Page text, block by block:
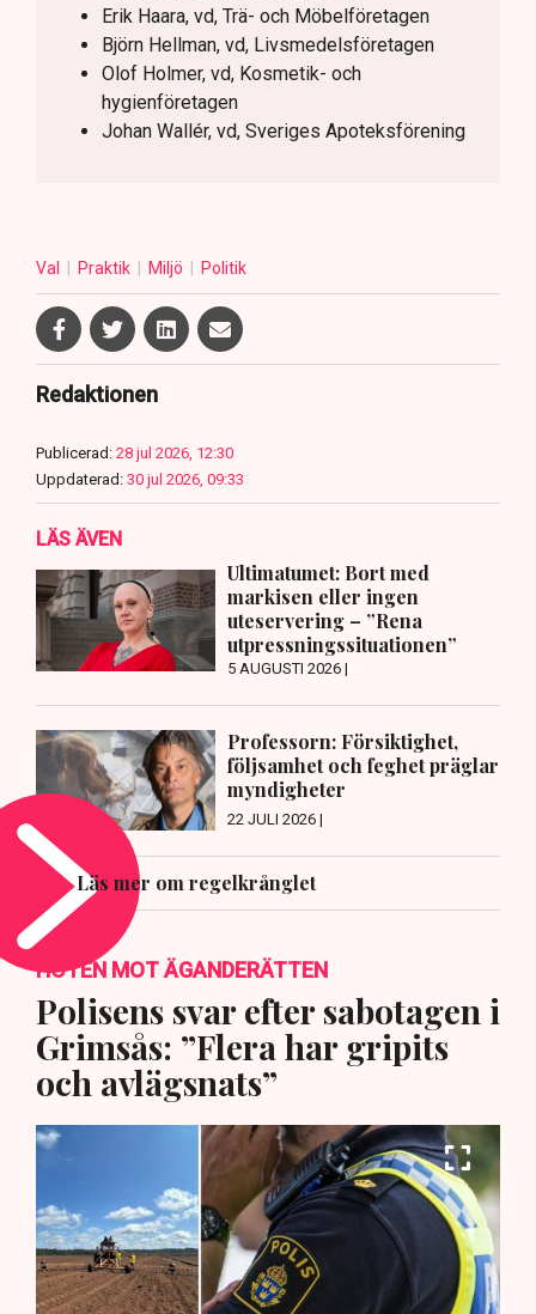
Erik Haara, vd, Trä- och Möbelföretagen
Björn Hellman, vd, Livsmedelsföretagen
Olof Holmer, vd, Kosmetik- och
hygienföretagen
Johan Wallér, vd, Sveriges Apoteksförening
Val Praktik Miljö Politik
Redaktionen
Publicerad: 28 jul 2026, 12:30
Uppdaterad: 30 jul 2026, 09:33
LÄS ÄVEN
Ultimatumet: Bort med
markisen eller ingen
uteservering – ”Rena
utpressningssituationen”
5 AUGUSTI 2026 |
Professorn: Försiktighet,
följsamhet och feghet präglar
myndigheter
22 JULI 2026 |
Läs mer om regelkrånglet
HOTEN MOT ÄGANDERÄTTEN
Polisens svar efter sabotagen i
Grimsås: ”Flera har gripits
och avlägsnats”